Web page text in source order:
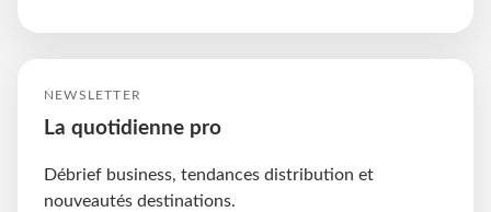
NEWSLETTER
La quotidienne pro
Débrief business, tendances distribution et
nouveautés destinations.